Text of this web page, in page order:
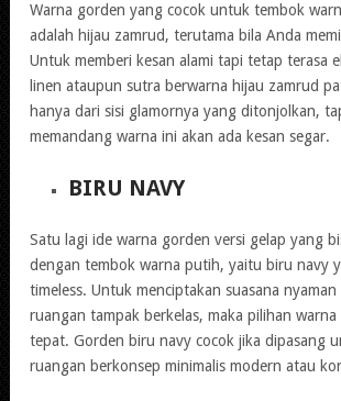
Warna gorden yang cocok untuk tembok
adalah hijau zamrud, terutama bila Anda
Untuk memberi kesan alami tapi tetap terasa
linen ataupun sutra berwarna hijau zamrud
hanya dari sisi glamornya yang ditonjolkan,
memandang warna ini akan ada kesan segar.
BIRU NAVY
Satu lagi ide warna gorden versi gelap yang
dengan tembok warna putih, yaitu biru navy
timeless. Untuk menciptakan suasana
ruangan tampak berkelas, maka pilihan
tepat. Gorden biru navy cocok jika dipasang
ruangan berkonsep minimalis modern atau